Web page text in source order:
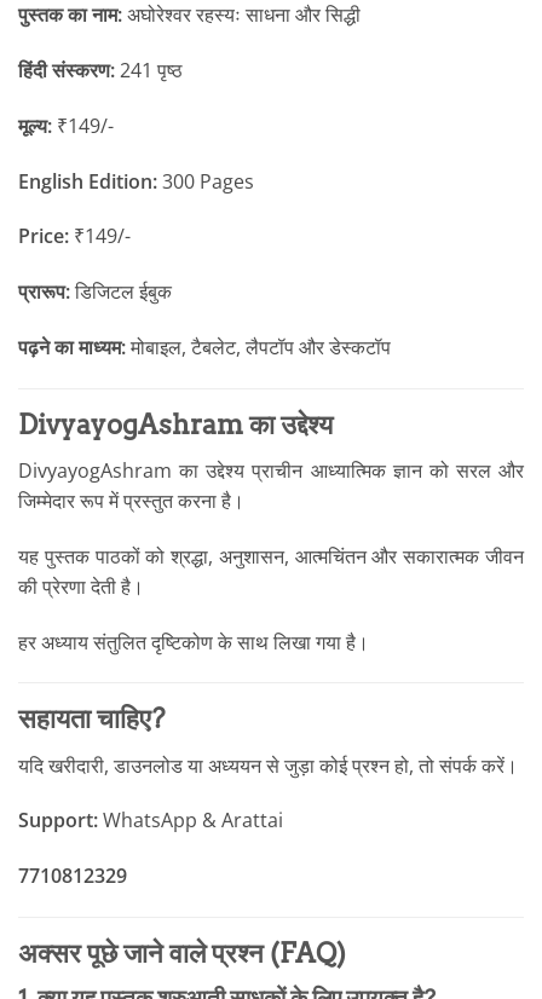
पुस्तक का नाम:अघोरेश्वर रहस्यः साधना और सिद्धी
हिंदी संस्करण:241 पृष्ठ
मूल्य: ₹149/-
English Edition:300 Pages
Price: ₹149/-
प्रारूप:डिजिटल ईबुक
पढ़ने का माध्यम:मोबाइल, टैबलेट, लैपटॉप और डेस्कटॉप
DivyayogAshram का उद्देश्य
DivyayogAshram का उद्देश्य प्राचीन आध्यात्मिक ज्ञान को सरल और
जिम्मेदार रूप में प्रस्तुत करना है।
यह पुस्तक पाठकों को श्रद्धा, अनुशासन, आत्मचिंतन और सकारात्मक जीवन
की प्रेरणा देती है।
हर अध्याय संतुलित दृष्टिकोण के साथ लिखा गया है।
सहायता चाहिए?
यदि खरीदारी, डाउनलोड या अध्ययन से जुड़ा कोई प्रश्न हो, तो संपर्क करें।
Support:WhatsApp & Arattai
7710812329
अक्सर पूछे जाने वाले प्रश्न (FAQ)